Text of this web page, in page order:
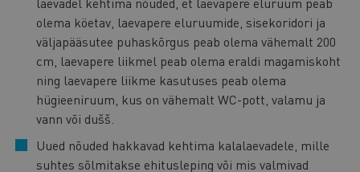
olema köetav, laevapere eluruumide, sisekoridori ja
väljapääsutee puhaskõrgus peab olema vähemalt 200
cm, laevapere liikmel peab olema eraldi magamiskoht
ning laevapere liikme kasutuses peab olema
hügieeniruum, kus on vähemalt WC-pott, valamu ja
vann või dušš.
Uued nõuded hakkavad kehtima kalalaevadele, mille
suhtes sõlmitakse ehitusleping või mis valmivad